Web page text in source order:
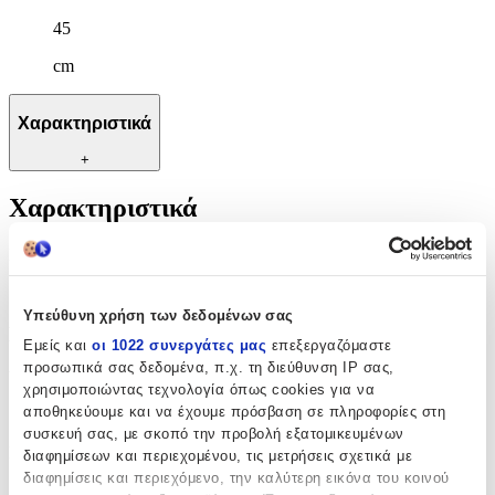
Υπεύθυνη χρήση των δεδομένων σας
Εμείς και οι 1022 συνεργάτες μας επεξεργαζόμαστε
προσωπικά σας δεδομένα, π.χ. τη διεύθυνση IP σας,
χρησιμοποιώντας τεχνολογία όπως cookies για να
αποθηκεύουμε και να έχουμε πρόσβαση σε πληροφορίες στη
συσκευή σας, με σκοπό την προβολή εξατομικευμένων
διαφημίσεων και περιεχομένου, τις μετρήσεις σχετικά με
διαφημίσεις και περιεχόμενο, την καλύτερη εικόνα του κοινού
45
cm
Χαρακτηριστικά
+
Χαρακτηριστικά
Κατασκευαστής
Βασικά Χαρακτηριστικά
Υλικό:
Χρυσό
Καράτια:
14